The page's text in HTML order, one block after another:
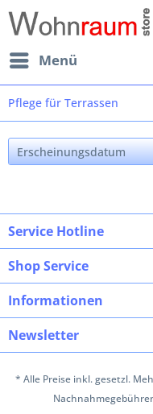
Menü
Pflege für Terrassen
Service Hotline
Shop Service
Informationen
Newsletter
* Alle Preise inkl. gesetzl.